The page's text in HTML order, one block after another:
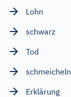
Lohn
schwarz
Tod
schmeicheln
Erklärung